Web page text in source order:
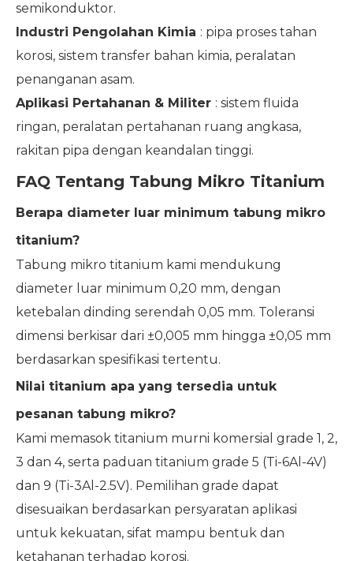
semikonduktor.
Industri Pengolahan Kimia : pipa proses tahan
korosi, sistem transfer bahan kimia, peralatan
penanganan asam.
Aplikasi Pertahanan & Militer : sistem fluida
ringan, peralatan pertahanan ruang angkasa,
rakitan pipa dengan keandalan tinggi.
FAQ Tentang Tabung Mikro Titanium
Berapa diameter luar minimum tabung mikro
titanium?
Tabung mikro titanium kami mendukung
diameter luar minimum 0,20 mm, dengan
ketebalan dinding serendah 0,05 mm. Toleransi
dimensi berkisar dari ±0,005 mm hingga ±0,05 mm
berdasarkan spesifikasi tertentu.
Nilai titanium apa yang tersedia untuk
pesanan tabung mikro?
Kami memasok titanium murni komersial grade 1, 2,
3 dan 4, serta paduan titanium grade 5 (Ti-6Al-4V)
dan 9 (Ti-3Al-2.5V). Pemilihan grade dapat
disesuaikan berdasarkan persyaratan aplikasi
untuk kekuatan, sifat mampu bentuk dan
ketahanan terhadap korosi.